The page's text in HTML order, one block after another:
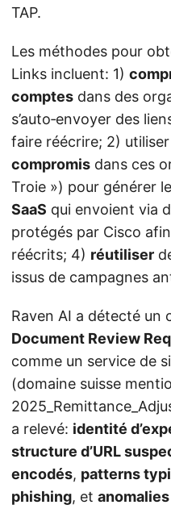
TAP.
Les méthodes pour
Links incluent: 1)
comptes dans des
s’auto‑envoyer des
faire réécrire; 2)
compromis dans ces
Troie ») pour générer
SaaS qui envoient via
protégés par Cisco
réécrits; 4) réutiliser
issus de campagnes
Raven AI a détecté un
Document Review
comme un service de
(domaine suisse
a relevé: identité
structure d’URL
encodés, patterns
phishing, et